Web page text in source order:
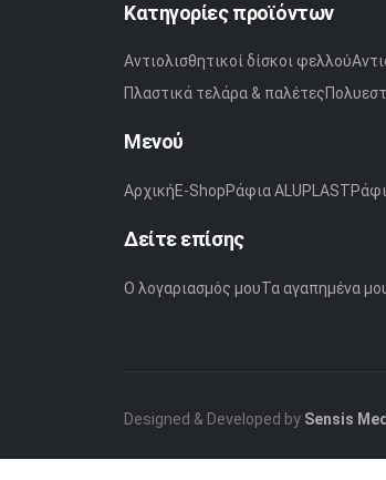
Κατηγορίες προϊόντων
Αντιολισθητικοί δίσκοι φελλού
Πλαστικά τελάρα & παλέτες
Μενού
ΑρχικήE-ShopΡάφια ALUPLAST
Δείτε επίσης
Ο λογαριασμός μουΤα αγαπημένα
Designed & Developed by Sensis